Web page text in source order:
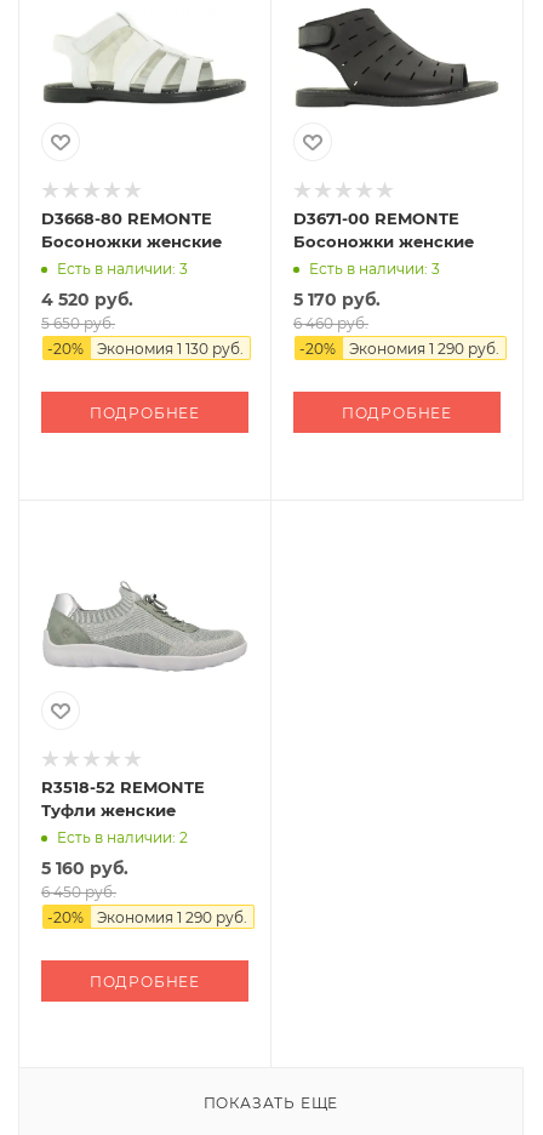
D3668-80 REMONTE
Босоножки женские
Есть в наличии: 3
4 520 руб.
5 650 руб.
-20% Экономия 1 130 руб.
ПОДРОБНЕЕ
D3671-00 REMONTE
Босоножки женские
Есть в наличии: 3
5 170 руб.
6 460 руб.
-20% Экономия 1 290 руб.
ПОДРОБНЕЕ
R3518-52 REMONTE
Туфли женские
Есть в наличии: 2
5 160 руб.
6 450 руб.
-20% Экономия 1 290 руб.
ПОДРОБНЕЕ
ПОКАЗАТЬ ЕЩЕ